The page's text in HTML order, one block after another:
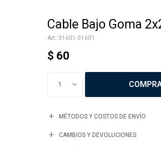
Cable Bajo Goma
31601-31601
$ 60
1
MÉTODOS Y COSTOS DE ENVÍO
CAMBIOS Y DEVOLUCIONES